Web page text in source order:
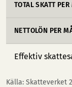
TOTAL SKATT
NETTOLÖN PER
Effektiv
Källa: Skatteverket